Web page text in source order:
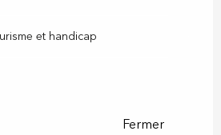
et handicap
Fermer